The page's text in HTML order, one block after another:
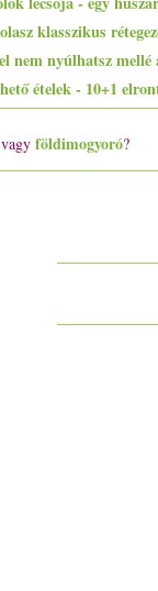
vagy földimogyoró?